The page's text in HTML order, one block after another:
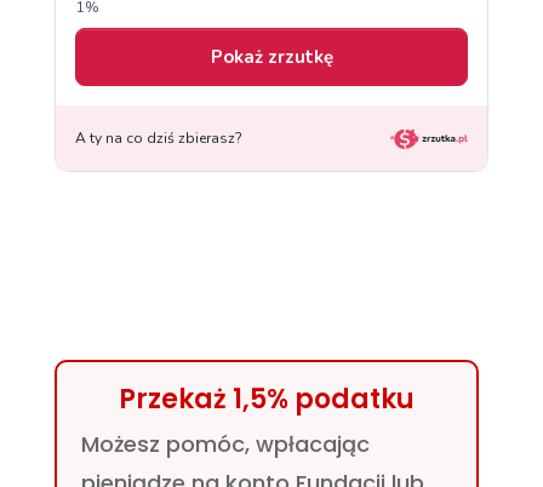
Przekaż 1,5% podatku
Możesz pomóc, wpłacając